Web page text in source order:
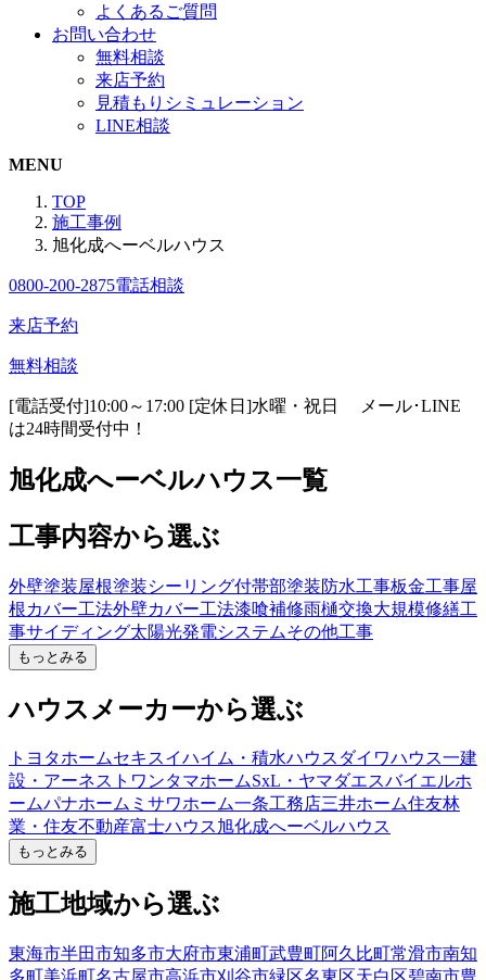
よくあるご質問
お問い合わせ
無料相談
来店予約
見積もりシミュレーション
LINE相談
MENU
TOP
施工事例
旭化成へーベルハウス
0800-200-2875電話相談
来店予約
無料相談
[電話受付]10:00～17:00 [定休日]水曜・祝日
メール･LINE
は24時間受付中！
旭化成へーベルハウス一覧
工事内容から選ぶ
外壁塗装屋根塗装シーリング付帯部塗装防水工事板金工事屋
根カバー工法外壁カバー工法漆喰補修雨樋交換大規模修繕工
事サイディング太陽光発電システムその他工事
もっとみる
ハウスメーカーから選ぶ
トヨタホームセキスイハイム・積水ハウス ダイワハウス一建
設・アーネストワンタマホームSxL・ヤマダエスバイエルホ
ームパナホーム ミサワホーム一条工務店三井ホーム住友林
業・住友不動産富士ハウス旭化成へーベルハウス
もっとみる
施工地域から選ぶ
東海市半田市知多市大府市東浦町武豊町阿久比町常滑市南知